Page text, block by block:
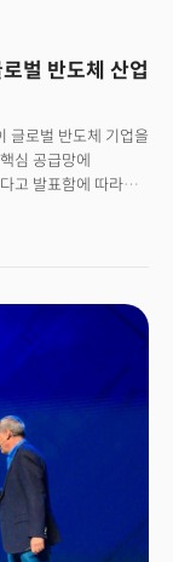
벌 반도체 산업
글로벌 반도체 기업을
심 공급망에
고 발표함에 따라
우려가 커지고
(EU)은 20%로
터 적용된다.